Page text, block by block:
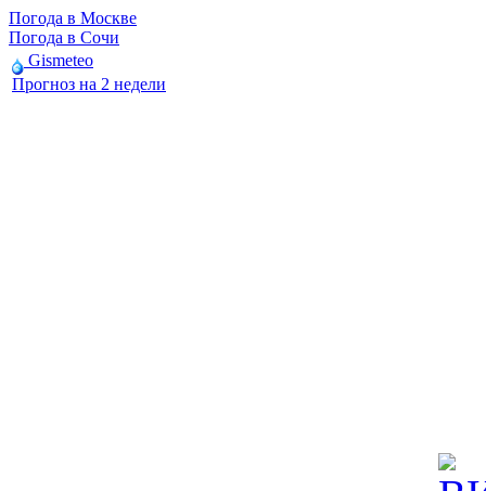
Погода в Москве
Погода в Сочи
Gismeteo
Прогноз на 2 недели